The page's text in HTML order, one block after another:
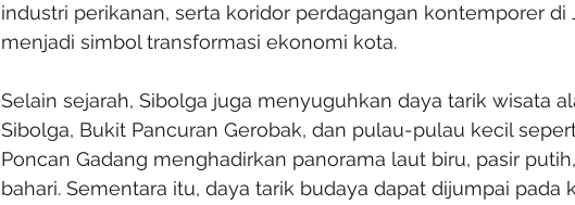
industri perikanan, serta koridor perdagangan kontemporer di
menjadi simbol transformasi ekonomi kota.
Selain sejarah, Sibolga juga menyuguhkan daya tarik wisata
Sibolga, Bukit Pancuran Gerobak, dan pulau-pulau kecil
Poncan Gadang menghadirkan panorama laut biru, pasir
bahari. Sementara itu, daya tarik budaya dapat dijumpai pada